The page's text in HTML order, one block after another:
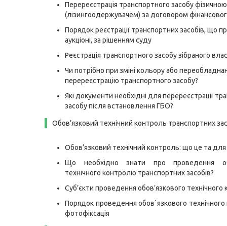
Перереєстрація транспортного засобу
(лізингоодержувачем) за договором
Порядок реєстрації транспортних засобів, що
аукціоні, за рішенням суду
Реєстрація транспортного засобу зібраного
Чи потрібно при зміні кольору або
перереєстрацію транспортного засобу?
Які документи необхідні для перереєстрації
засобу після встановлення ГБО?
Обов’язковий технічний контроль транспортних
Обов’язковий технічний контроль: що це та для
Що необхідно знати про проведення
технічного контролю транспортних засобів?
Суб’єкти проведення обов’язкового
Порядок проведення обов`язкового
фотофіксація